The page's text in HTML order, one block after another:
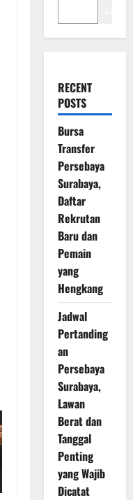
RECENT
POSTS
Bursa
Transfer
Persebaya
Surabaya,
Daftar
Rekrutan
Baru dan
Pemain
yang
Hengkang
Jadwal
Pertanding
an
Persebaya
Surabaya,
Lawan
Berat dan
Tanggal
Penting
yang Wajib
Dicatat